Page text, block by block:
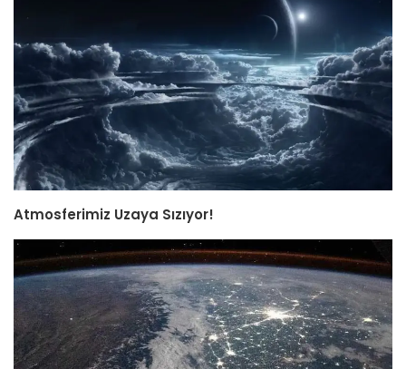
Atmosferimiz Uzaya Sızıyor!